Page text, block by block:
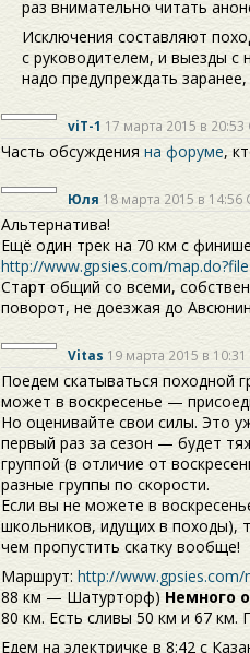
раз внимательно читать
Исключения составляют
с руководителем, и выезды с
надо предупреждать
viT-1 17 марта 2015 в 20:53
Часть обсуждения на форуме,
Юля 18 марта 2015 в 14:56
Альтернатива!
Ещё один трек на 70 км с
http://www.gpsies.com/
Старт общий со всеми,
поворот, не доезжая до
Vitas 19 марта 2015 в 10:31
Поедем скатываться походной
может в воскресенье —
Но оценивайте свои силы. Это
первый раз за сезон — будет
группой (в отличие от
разные группы по скорости.
Если вы не можете в
школьников, идущих в походы),
чем пропустить скатку вообще!
Маршрут: http://www.gpsies.com/
88 км — Шатурторф) Немного
80 км. Есть сливы 50 км и 67 км.
Едем на электричке в 8:42 с